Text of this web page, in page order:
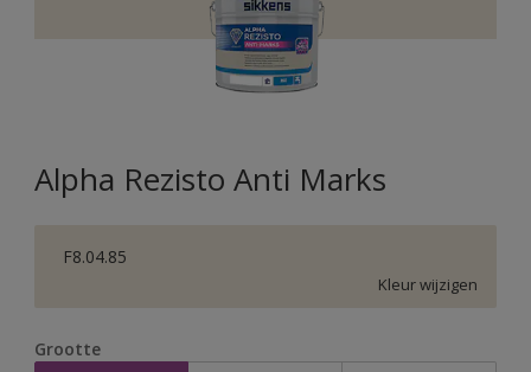
Alpha Rezisto Anti Marks
F8.04.85
Kleur wijzigen
Grootte